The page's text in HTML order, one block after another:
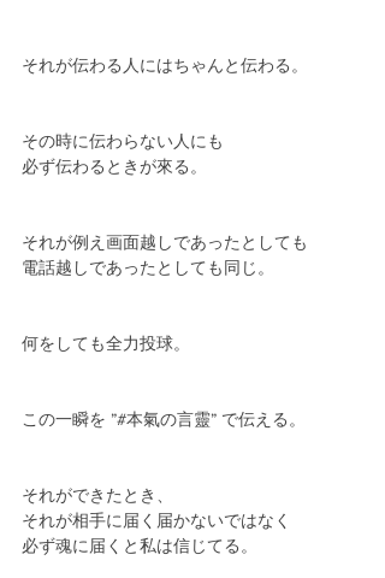
それが伝わる人にはちゃんと伝わる。
その時に伝わらない人にも
必ず伝わるときが來る。
それが例え画面越しであったとしても
電話越しであったとしても同じ。
何をしても全力投球。
この一瞬を ”#本氣の言靈” で伝える。
それができたとき、
それが相手に届く届かないではなく
必ず魂に届くと私は信じてる。